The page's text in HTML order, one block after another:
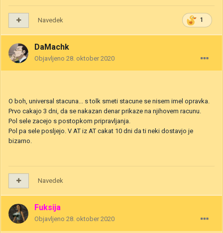
1
Navedek
DaMachk
Objavljeno 28. oktober 2020
O boh, universal stacuna... s tolk smeti stacune se nisem imel opravka.
Prvo cakajo 3 dni, da se nakazan denar prikaze na njihovem racunu.
Pol sele zacejo s postopkom pripravljanja.
Pol pa sele posljejo. V AT iz AT cakat 10 dni da ti neki dostavjo je
bizarno.
Navedek
Fuksija
Objavljeno 28. oktober 2020